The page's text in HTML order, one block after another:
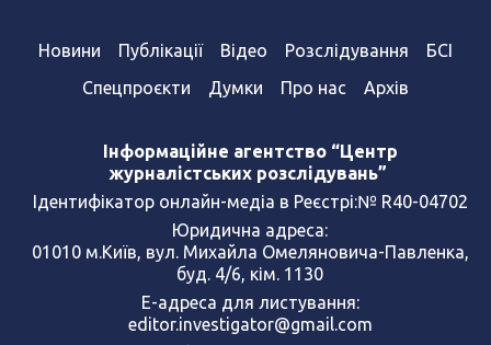
Новини Публікації Відео Розслідування
БСІ
Спецпроєкти
Думки Про нас Архів
Інформаційне агентство “Центр
журналістських розслідувань”
Ідентифікатор онлайн-медіа в Реєстрі:№ R40-04702
Юридична адреса:
01010 м.Київ, вул. Михайла Омеляновича-Павленка,
буд. 4/6, кім. 1130
Е-адреса для листування:
editor.investigator@gmail.com